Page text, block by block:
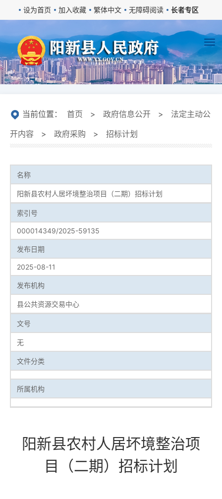
设为首页 加入收藏 繁体中文 无障碍阅读 长者专区
当前位置： 首页 > 政府信息公开 >
法定主动公
开内容
> 政府采购 > 招标计划
名称
阳新县农村人居坏境整治项目（二期）招标计划
索引号
000014349/2025-59135
发布日期
2025-08-11
发布机构
县公共资源交易中心
文号
无
文件分类
所属机构
阳新县农村人居坏境整治项
目（二期）招标计划